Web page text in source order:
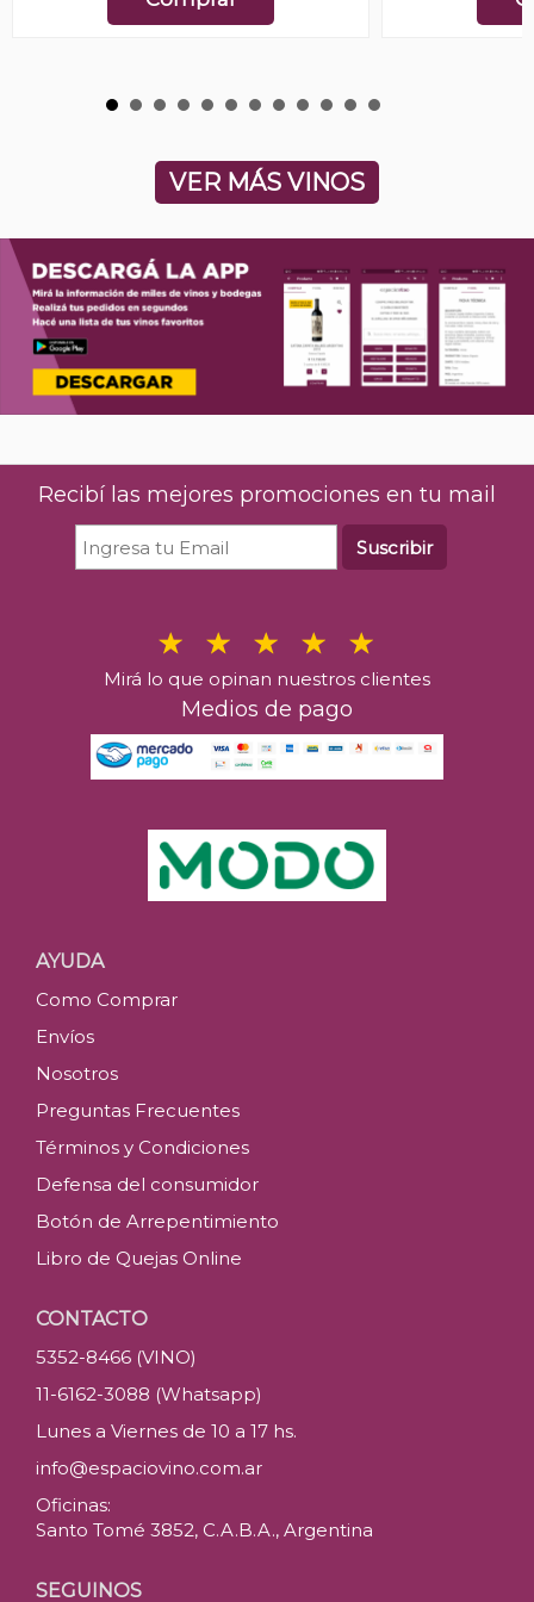
VER MÁS VINOS
Recibí las mejores promociones en tu mail
Suscribir
Mirá lo que opinan nuestros clientes
Medios de pago
AYUDA
Como Comprar
Envíos
Nosotros
Preguntas Frecuentes
Términos y Condiciones
Defensa del consumidor
Botón de Arrepentimiento
Libro de Quejas Online
CONTACTO
5352-8466 (VINO)
11-6162-3088 (Whatsapp)
Lunes a Viernes de 10 a 17 hs.
info@espaciovino.com.ar
Oficinas:
Santo Tomé 3852, C.A.B.A., Argentina
SEGUINOS